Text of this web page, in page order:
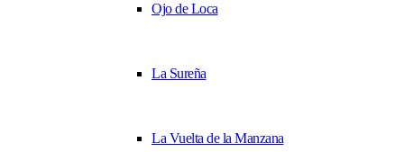
Ojo de Loca
La Sureña
La Vuelta de la Manzana